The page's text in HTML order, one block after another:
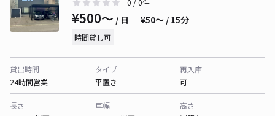
0 / 0件
¥500〜 / 日 ¥50〜 / 15分
時間貸し可
貸出時間
24時間営業
タイプ
平置き
再入庫
可
長さ
車幅
高さ